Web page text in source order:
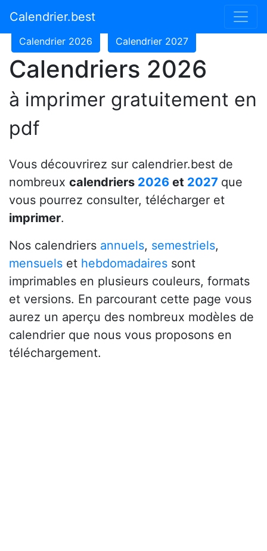
Calendrier.best
Calendrier 2024
Calendrier 2026 Calendrier 2027
Calendriers 2026
à imprimer gratuitement en
pdf
Vous découvrirez sur calendrier.best de
nombreux calendriers 2026 et 2027 que
vous pourrez consulter, télécharger et
imprimer.
Nos calendriers annuels, semestriels,
mensuels et hebdomadaires sont
imprimables en plusieurs couleurs, formats
et versions. En parcourant cette page vous
aurez un aperçu des nombreux modèles de
calendrier que nous vous proposons en
téléchargement.